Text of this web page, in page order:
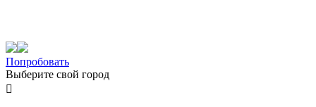
Попробовать
Выберите свой город
